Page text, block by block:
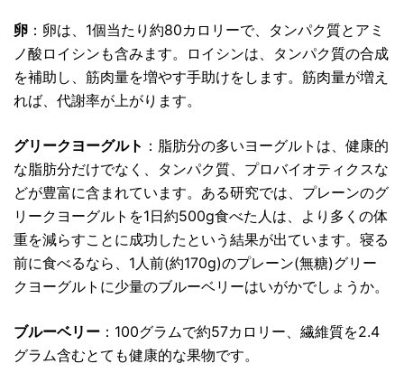
卵 ：卵は、1個当たり約80カロリーで、タンパク質とアミ
ノ酸ロイシンも含みます。ロイシンは、タンパク質の合成
を補助し、筋肉量を増やす手助けをします。筋肉量が増え
れば、代謝率が上がります。
グリークヨーグルト ：脂肪分の多いヨーグルトは、健康的
な脂肪分だけでなく、タンパク質、プロバイオティクスな
どが豊富に含まれています。ある研究では、プレーンのグ
リークヨーグルトを1日約500g食べた人は、より多くの体
重を減らすことに成功したという結果が出ています。寝る
前に食べるなら、1人前(約170g)のプレーン(無糖)グリー
クヨーグルトに少量のブルーベリーはいがかでしょうか。
ブルーベリー ：100グラムで約57カロリー、繊維質を2.4
グラム含むとても健康的な果物です。